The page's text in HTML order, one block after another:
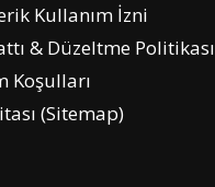
Kullanım İzni
& Düzeltme Politikası
Koşulları
(Sitemap)